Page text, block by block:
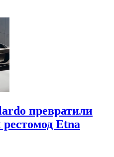
превратили
рестомод Etna